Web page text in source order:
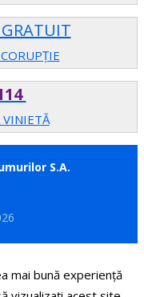
VINIETĂ
S.A.
mai bună experiență